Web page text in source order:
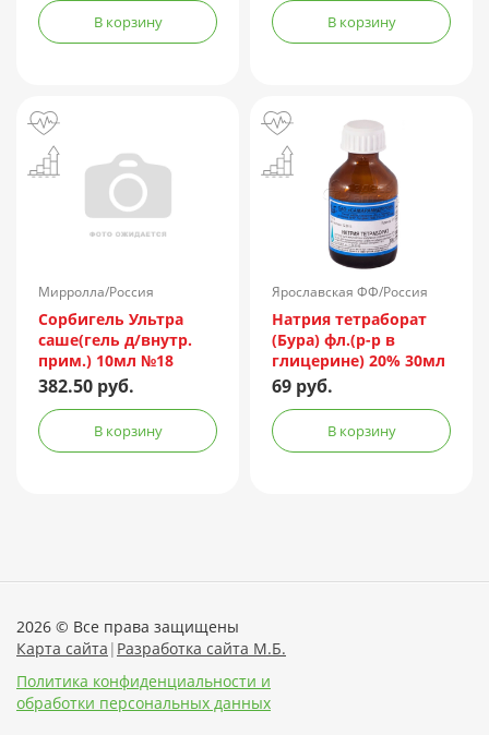
В корзину В корзину
Мирролла/Россия
Сорбигель Ультра
саше(гель д/внутр.
прим.) 10мл №18
382.50 руб.
В корзину
Ярославская ФФ/Россия
Натрия тетраборат
(Бура) фл.(р-р в
глицерине) 20% 30мл
69 руб.
В корзину
2026 © Все права защищены
Карта сайта | Разработка сайта М.Б.
Политика конфиденциальности и
обработки персональных данных